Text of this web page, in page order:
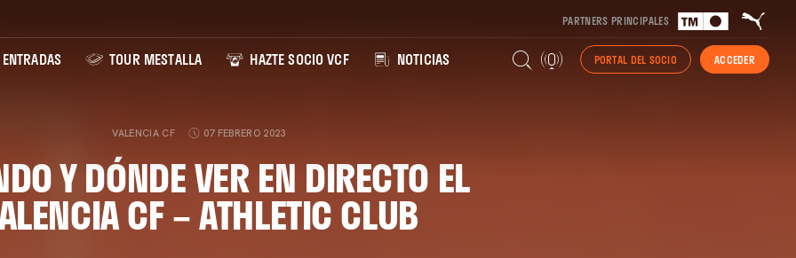
PARTNERS PRINCIPALES
ENTRADAS TOUR MESTALLA HAZTE SOCIO VCF NOTICIAS PORTAL DEL SOCIO ACCEDER
VALENCIA CF 07 FEBRERO 2023
Y DÓNDE VER EN DIRECTO EL
CF – ATHLETIC CLUB